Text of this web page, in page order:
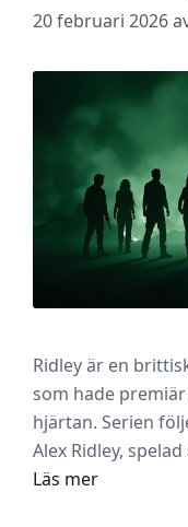
20 februari 2026
Ridley är en
som hade
hjärtan. Serien
Alex Ridley,
Läs mer